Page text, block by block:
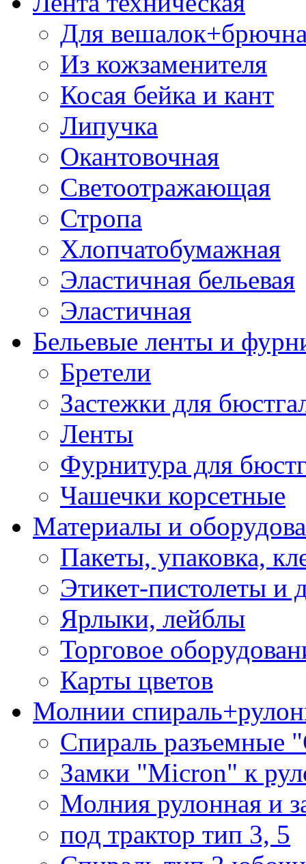
Для
Из кожзаменителя
Косая бейка и кант
Липучка
Окантовочная
Светоотражающая
Стропа
Хлопчатобумажная
Эластичная бельевая
Эластичная
Бельевые ленты и
Бретели
Застежки для
Ленты
Фурнитура для
Чашечки корсетные
Материалы и
Пакеты, упаковка,
Этикет-пистолеты и
Ярлыки, лейблы
Торговое
Карты цветов
Молнии
Спираль разъемные
Замки "Micron" к
Молния рулонная и
под трактор тип 3, 5